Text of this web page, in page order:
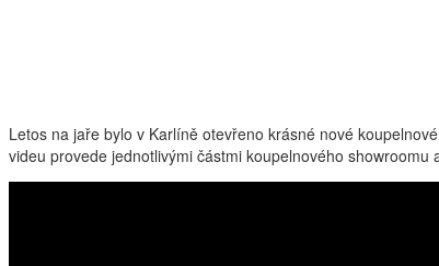
Letos na jaře bylo v Karlíně otevřeno krásné nové
videu provede jednotlivými částmi koupelnového